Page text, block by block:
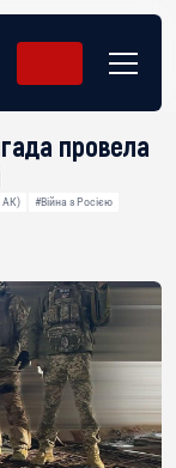
провела
АК)
#Війна з Росією